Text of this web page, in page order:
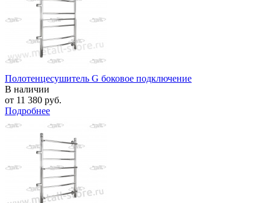
Полотенцесушитель G боковое подключение
В наличии
от 11 380 руб.
Подробнее